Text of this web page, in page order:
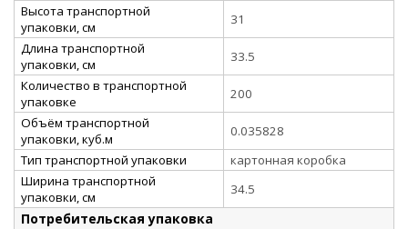
Высота транспортной
упаковки, см
31
Длина транспортной
упаковки, см
33.5
Количество в транспортной
упаковке
200
Объём транспортной
упаковки, куб.м
0.035828
Тип транспортной упаковки
картонная коробка
Ширина транспортной
упаковки, см
34.5
Потребительская упаковка